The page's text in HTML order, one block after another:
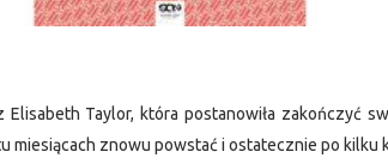
Elisabeth Taylor, która postanowiła zakończyć
miesiącach znowu powstać i ostatecznie po kilku